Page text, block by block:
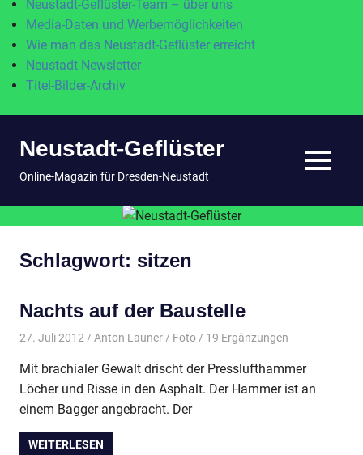
Neustadt-Geflüster-Team – über uns
Media-Daten und Werbemöglichkeiten
Wie man das Neustadt-Geflüster erreicht
Neustadt-Newsletter
Titel-Bilder-Archiv
InhaltNeustadt-Geflüster
Online-Magazin für Dresden-Neustadt MENÜ
Schlagwort: sitzen
Nachts auf der Baustelle
27. Juli 2012 Anton Launer Foto/ 19 Ergänzungen
Mit brachialer Gewalt drischt der Presslufthammer
Löcher und Risse in den Asphalt. Der Hammer ist an
einem Bagger angebracht. Der
WEITERLESEN